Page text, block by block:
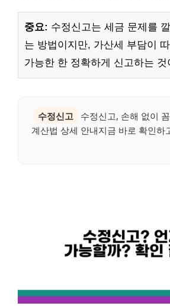
중요: 수정신고는 세금 문제를
는 방법이지만, 가산세 부담이
가능한 한 정확하게 신고하는
수정신고
수정신고, 손해 없이
계산법 상세 안내지금 바로 확인하